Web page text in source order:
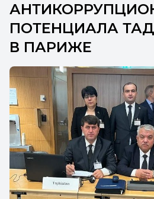
ПОТЕНЦИАЛА
В ПАРИЖЕ